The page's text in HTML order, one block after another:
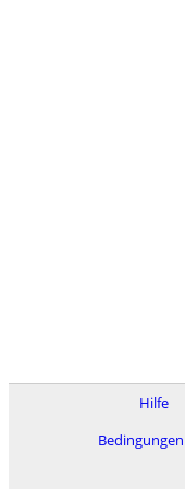
Hilfe
Bedingungen